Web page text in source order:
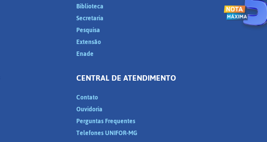
Biblioteca
Secretaria
Pesquisa
Extensão
Enade
CENTRAL DE ATENDIMENTO
Contato
Ouvidoria
Perguntas Frequentes
Telefones UNIFOR-MG